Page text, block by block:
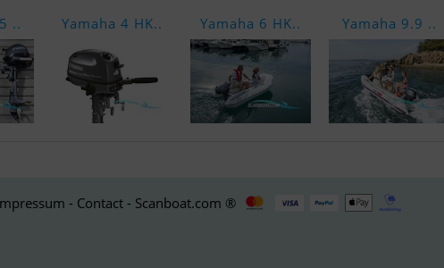
.. Yamaha 4 HK.. Yamaha 6 HK.. Yamaha 9.9 ..
- Contact - Scanboat.com ®